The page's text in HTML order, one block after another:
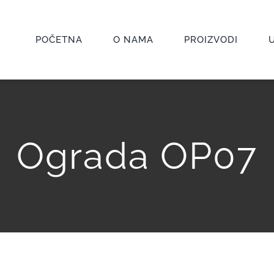
POČETNA O NAMA PROIZVODI
Ograda OP07